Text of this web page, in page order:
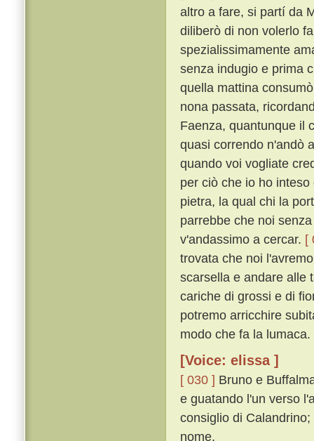
altro a fare, si partí da
diliberò di non volerlo
spezialissimamente
senza indugio e prima
quella mattina
nona passata,
Faenza, quantunque il
quasi correndo n'andò
quando voi vogliate
per ciò che io ho
pietra, la qual chi la
parrebbe che noi
v'andassimo a cercar. [
trovata che noi
scarsella e andare alle
cariche di grossi e di
potremo arricchire
modo che fa la lumaca.
[Voice: elissa ]
[ 030 ] Bruno e
e guatando l'un verso
consiglio di
nome.